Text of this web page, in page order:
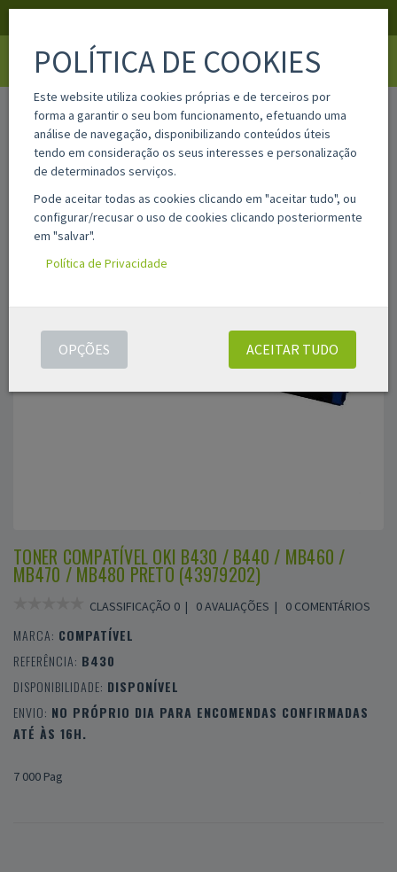
home b430
TONER COMPATÍVEL OKI B430 / B440 / MB460 /
MB470 / MB480 PRETO (43979202)
CLASSIFICAÇÃO 0 | 0 AVALIAÇÕES | 0 COMENTÁRIOS
MARCA: COMPATÍVEL
REFERÊNCIA: B430
DISPONIBILIDADE: DISPONÍVEL
ENVIO: NO PRÓPRIO DIA PARA ENCOMENDAS CONFIRMADAS
ATÉ ÀS 16H.
7 000 Pag
POLÍTICA DE COOKIES
Este website utiliza cookies próprias e de terceiros por
forma a garantir o seu bom funcionamento, efetuando uma
análise de navegação, disponibilizando conteúdos úteis
tendo em consideração os seus interesses e personalização
de determinados serviços.
Pode aceitar todas as cookies clicando em "aceitar tudo", ou
configurar/recusar o uso de cookies clicando posteriormente
em "salvar".
Política de Privacidade
ACEITAR TUDO
OPÇÕES